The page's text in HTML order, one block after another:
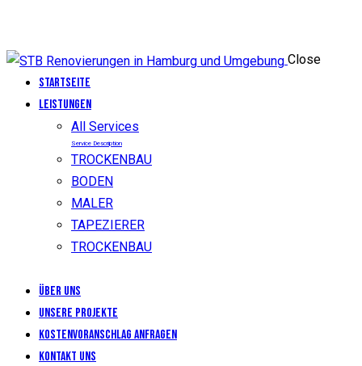
Close
Startseite
LEISTUNGEN
All Services
Service Description
TROCKENBAU
BODEN
MALER
TAPEZIERER
TROCKENBAU
Über uns
Unsere Projekte
KOSTENVORANSCHLAG ANFRAGEN
Kontakt uns